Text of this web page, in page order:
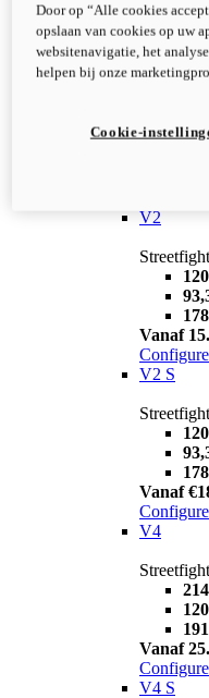
V2
Vanaf
V2 S
Vanaf
V4
Vanaf
V4 S
Door op “Alle cookies
opslaan van cookies op uw
websitenavigatie, het
helpen bij onze
Cookie-